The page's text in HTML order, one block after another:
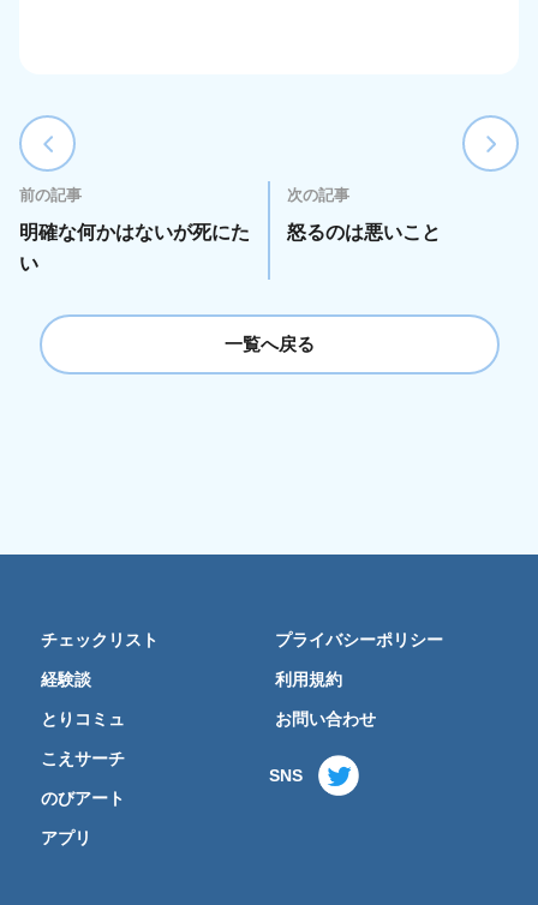
前の記事
明確な何かはないが死にた
い
次の記事
怒るのは悪いこと
一覧へ戻る
チェックリスト
経験談
とりコミュ
こえサーチ
のびアート
アプリ
プライバシーポリシー
利用規約
お問い合わせ
SNS